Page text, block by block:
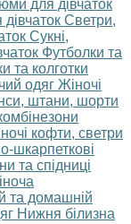
для дівчаток
Светри,
Сукні,
Футболки та
та колготки
одяг Жіночі
штани, шорти
кофти, светри
шкарпеткові
та спідниці
та домашній
Нижня білизна